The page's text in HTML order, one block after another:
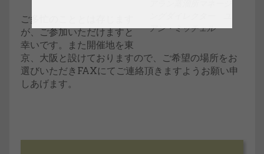
アン・ミッチェル
ご多忙のこととは存じます
が、ご参加いただけますと
幸いです。また開催地を東
京、大阪と設けておりますので、ご希望の場所をお
選びいただきFAXにてご連絡頂きますようお願い申
しあげます。